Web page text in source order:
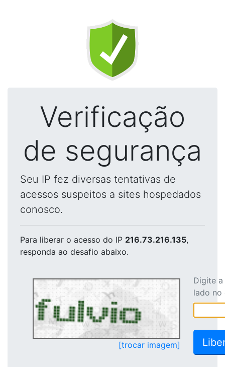
Verificação
de segurança
Seu IP fez diversas tentativas de
acessos suspeitos a sites hospedados
conosco.
Para liberar o acesso do IP 216.73.216.135,
responda ao desafio abaixo.
[trocar imagem]
Digite
lado no